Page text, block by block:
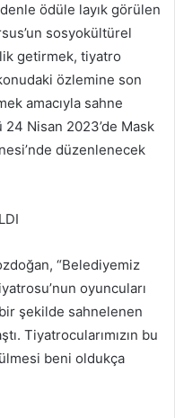
ödüle layık görülen
sosyokültürel
getirmek, tiyatro
özlemine son
amacıyla sahne
Nisan 2023’de Mask
düzenlenecek
“Belediyemiz
oyuncuları
şekilde sahnelenen
Tiyatrocularımızın bu
beni oldukça